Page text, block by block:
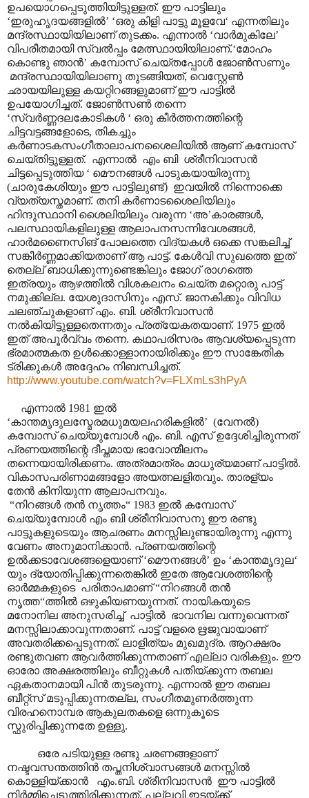
ഉപയൊഗപ്പെടുത്തിയിട്ടുള്ളത്. ഈ പാട്ടിലും
‘ഇരുഹൃദയങ്ങളിൽ’ ‘ഒരു കിളി പാട്ടു മൂളവേ‘ എന്നതിലും
മന്ദ്രസ്ഥായിയിലാണ് തുടക്കം. എന്നാൽ ‘വാർമുകിലേ’
വിപരീതമായി സ്വൽ‌പ്പം മേത്സ്ഥായിയിലാണ്.‘മോഹം
കൊണ്ടു ഞാൻ’ കമ്പോസ് ചെയ്തപ്പോൾ ജോൺസണും
മന്ദ്രസ്ഥായിയിലാണു തുടങ്ങിയത്, വെസ്റ്റേൺ
ഛായയിലുള്ള കയറ്റിറങ്ങളുമാണ് ഈ പാട്ടിൽ
ഉപയോഗിച്ചത്. ജോൺസൺ തന്നെ
‘സ്വർണ്ണദലകോടികൾ ‘ ഒരു കീർത്തനത്തിന്റെ
ചിട്ടവട്ടങ്ങളോടെ, തികച്ചും
കർണാടകസംഗീതാലാപനശൈലിയിൽ ആണ് കമ്പോസ്
ചെയ്തിട്ടുള്ളത്. എന്നാൽ എം ബി ശ്രീനിവാസൻ
ചിട്ടപ്പെടുത്തിയ ‘ മൌനങ്ങൾ പാടുകയായിരുന്നു
(ചാരുകേശിയും ഈ പാട്ടിലുണ്ട്) ഇവയിൽ നിന്നൊക്കെ
വ്യത്യസ്തമാണ്. തനി കർണാടശൈലിയിലും
ഹിന്ദുസ്ഥാനി ശൈലിയിലും വരുന്ന ‘അ’കാരങ്ങൾ,
പലസ്ഥായികളിലുള്ള ആലാപനസന്നിവേശങ്ങൾ,
ഹാർമണൈസിങ് പോലത്തെ വിദ്യകൾ ഒക്കെ സങ്കലിച്ച്
സങ്കീർണ്ണമാക്കിയതാണ് ആ പാട്ട്. കേൾവി സുഖത്തെ ഇത്
തെല്ല് ബാധിക്കുന്നുണ്ടെങ്കിലും ജോഗ് രാഗത്തെ
ഇത്രയും ആഴത്തിൽ വിശകലനം ചെയ്ത മറ്റൊരു പാട്ട്
നമുക്കില്ല. യേശുദാസിനും എസ്. ജാനകിക്കും വിവിധ
ചലഞ്ചുകളാണ് എം. ബി. ശ്രീനിവാസൻ
നൽകിയിട്ടുള്ളതെന്നതും പ്രത്യേകതയാണ്. 1975 ഇൽ
ഇത് അപൂർവ്വം തന്നെ. കഥാപരിസരം ആവശ്യപ്പെടുന്ന
ഭ്രമാത്മകത ഉൾക്കൊള്ളാനായിരിക്കും ഈ സാങ്കേതിക
ട്രിക്കുകൾ അദ്ദേഹം നിബന്ധിച്ചത്.
http://www.youtube.com/watch?v=FLXmLs3hPyA
എന്നാൽ 1981 ഇൽ
‘കാന്തമൃദുലസ്മേരമധുമയലഹരികളിൽ’ (വേനൽ)
കമ്പോസ് ചെയ്യുമ്പോൾ എം. ബി. എസ് ഉദ്ദേശിച്ചിരുന്നത്
പ്രണയത്തിന്റെ ദീപ്തമായ ഭാവോന്മീലനം
തന്നെയായിരിക്കണം. അത്രമാത്രം മാധുര്യമാണ് പാട്ടിൽ.
വികാസപരിണാമങ്ങളോ അയത്നലളിതവും. താരള്യം
തേൻ കിനിയുന്ന ആലാപനവും.
“നിറങ്ങൾ തൻ നൃത്തം“ 1983 ഇൽ കമ്പോസ്
ചെയ്യുമ്പോൾ എം ബി ശ്രീനിവാസനു ഈ രണ്ടു
പാട്ടുകളുടെയും ആചരണം മനസ്സിലുണ്ടായിരുന്നു എന്നു
വേണം അനുമാനിക്കാൻ. പ്രണയത്തിന്റെ
ഉൽക്കടാവേശങ്ങളെയാണ് ‘മൌനങ്ങൾ’ ഉം ‘കാന്തമൃദുല‘
യും ദ്യോതിപ്പിക്കുന്നതെങ്കിൽ ഇതേ ആവേശത്തിന്റെ
ഓർമ്മകളുടെ പരിതാപമാണ് “നിറങ്ങൾ തൻ
നൃത്ത“ത്തിൽ ഒഴുകിയണയുന്നത്. നായികയുടെ
മനോനില അനുസരിച്ച് പാട്ടിൽ ഭാവനില വന്നുവെന്നത്
മനസ്സിലാക്കാവുന്നതാണ്. പാട്ട് വളരെ ഋജുവായാണ്
അവതരിക്കപ്പെടുന്നത്. ലാളിത്യം മുഖമുദ്ര. ആറക്ഷരം
രണ്ടുതവണ ആവർത്തിക്കുന്നതാണ് എല്ലാ വരികളും. ഈ
ഓരോ അക്ഷരത്തിലും ബീറ്റുകൾ പതിയ്ക്കുന്ന തബല
ഏകതാനമായി പിൻ തുടരുന്നു. എന്നാൽ ഈ തബല
ബീറ്റ്സ് മടുപ്പിക്കുന്നതല്ല, സംഗീതമുണർത്തുന്ന
വിരഹനൊമ്പര ആകുലതകളെ ഒന്നുകൂടെ
സ്ഫുരിപ്പിക്കുന്നതേ ഉള്ളു.
ഒരേ പടിയുള്ള രണ്ടു ചരണങ്ങളാണ്
നഷ്ടവസന്തത്തിൻ തപ്തനിശ്വാസങ്ങൾ മനസ്സിൽ
കൊള്ളിയ്ക്കാൻ എം.ബി. ശ്രീനിവാസൻ ഈ പാട്ടിൽ
നിർമ്മിച്ചെടുത്തിരിക്കുന്നത്. പല്ലവി ഇടയ്ക്ക്